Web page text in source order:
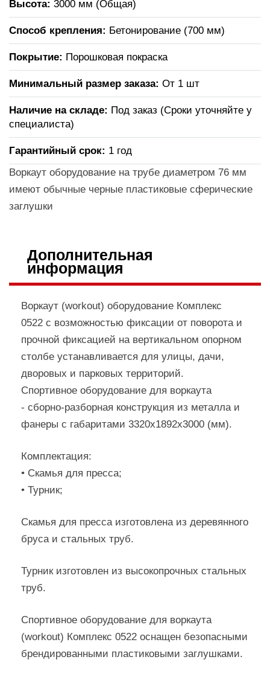
Высота: 3000 мм (Общая)
Способ крепления: Бетонирование (700 мм)
Покрытие: Порошковая покраска
Минимальный размер заказа: От 1 шт
Наличие на складе: Под заказ (Сроки уточняйте у
специалиста)
Гарантийный срок: 1 год
Воркаут оборудование на трубе диаметром 76 мм
имеют обычные черные пластиковые сферические
заглушки
Дополнительная
информация
Воркаут (workout) оборудование Комплекс
0522 с возможностью фиксации от поворота и
прочной фиксацией на вертикальном опорном
столбе устанавливается для улицы, дачи,
дворовых и парковых территорий.
Cпортивное оборудование для воркаута
- сборно-разборная конструкция из металла и
фанеры с габаритами 3320х1892х3000 (мм).
Комплектация:
• Скамья для пресса;
• Турник;
Скамья для пресса изготовлена из деревянного
бруса и стальных труб.
Турник изготовлен из высокопрочных стальных
труб.
Спортивное оборудование для воркаута
(workout) Комплекс 0522 оснащен безопасными
брендированными пластиковыми заглушками.